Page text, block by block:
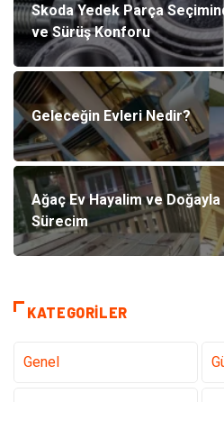
Skoda Yedek Parça
ve Sürüş Konforu
Geleceğin Evleri Nedir?
Ağaç Ev Hayalim ve
Sürecim
KATEGORILER
Genel